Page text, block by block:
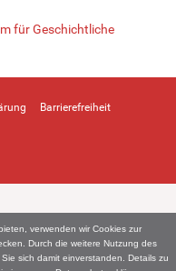
verwenden wir Cookies zur
Durch die weitere Nutzung des
sich damit einverstanden. Details zu
für Geschichtliche
Barrierefreiheit